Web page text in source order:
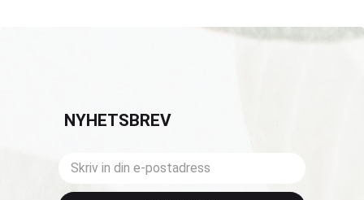
NYHETSBREV